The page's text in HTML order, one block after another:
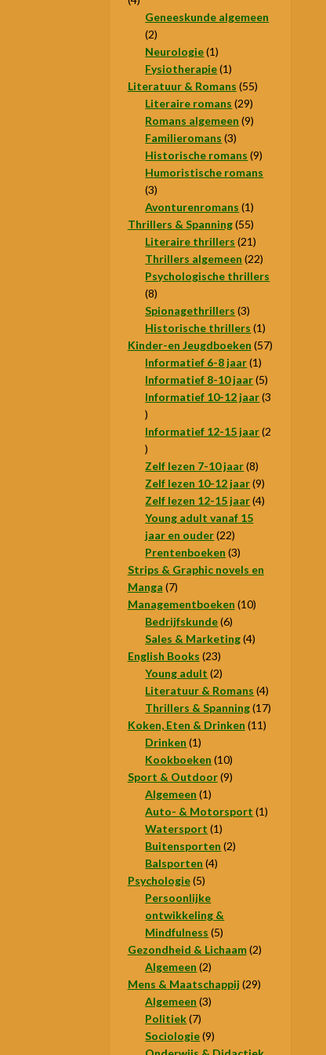
producten
Geneeskunde algemeen
22
producten
Neurologie 11
product
Fysiotherapie 11
product
Literatuur & Romans 5555
Literaire romans 2929
producten
Romans algemeen 99
Familieromans 33
producten
Historische romans 99
producten
Humoristische romans
33
producten
Avonturenromans 11
product
Thrillers & Spanning 5555
producten
Literaire thrillers 2121
producten
Thrillers algemeen 2222
producten
Psychologische thrillers
88
producten
Spionagethrillers 33
producten
Historische thrillers 11
product
Kinder-en Jeugdboeken 5757
Informatief 6-8 jaar 11
product
Informatief 8-10 jaar 55
producten
Informatief 10-12 jaar 3
3
producten
Informatief 12-15 jaar 2
2
producten
Zelf lezen 7-10 jaar 88
producten
Zelf lezen 10-12 jaar 99
producten
Zelf lezen 12-15 jaar 44
Young adult vanaf 15
jaar en ouder 2222
producten
Prentenboeken 33
producten
Strips & Graphic novels en
Manga 77
producten
Managementboeken 1010
Bedrijfskunde 66
producten
Sales & Marketing 44
English Books 2323
producten
Young adult 22
producten
Literatuur & Romans 44
producten
Thrillers & Spanning 1717
Koken, Eten & Drinken 1111
Drinken 11
product
Kookboeken 1010
producten
Sport & Outdoor 99
Algemeen 11
product
Auto- & Motorsport 11
Watersport 11
product
Buitensporten 22
Balsporten 44
Psychologie 55
producten
Persoonlijke
ontwikkeling &
Mindfulness 55
producten
Gezondheid & Lichaam 22
Algemeen 22
producten
Mens & Maatschappij 2929
Algemeen 33
Politiek 77
producten
Sociologie 99
producten